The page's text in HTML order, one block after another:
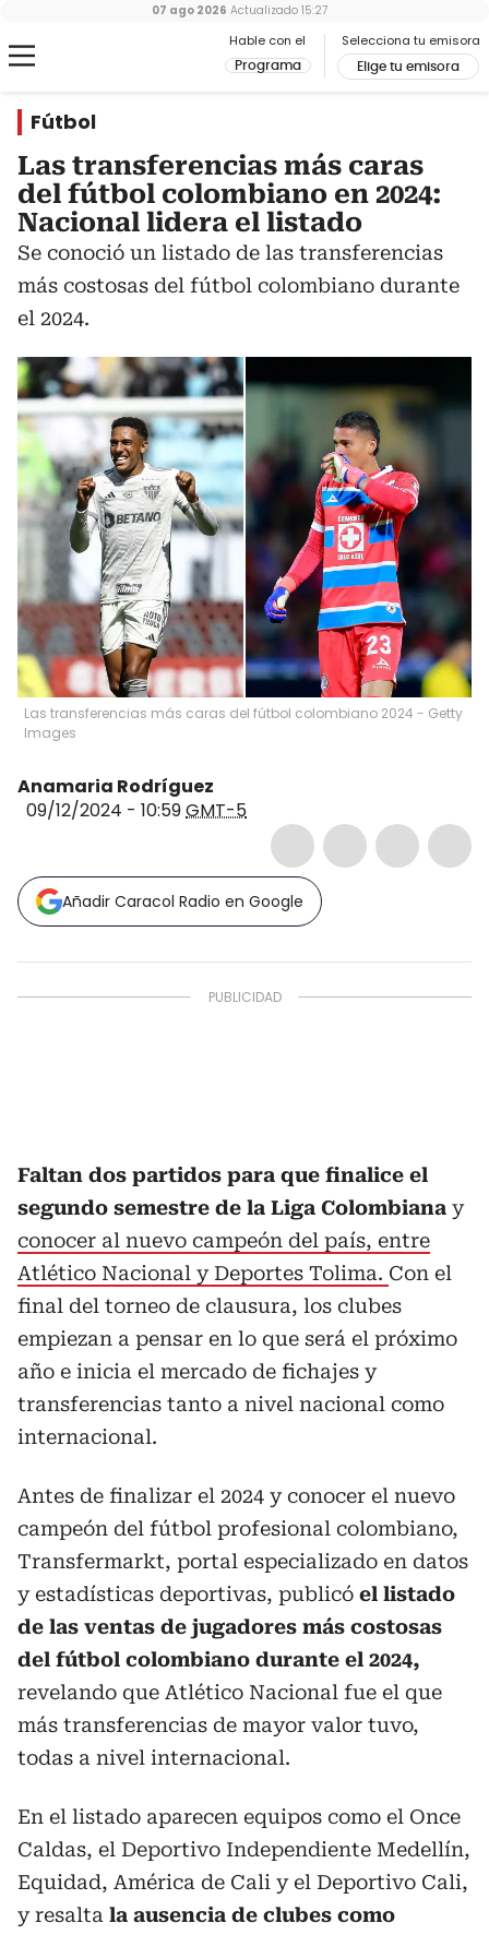
Hable con el
Programa
Selecciona tu emisora
Elige tu emisora
07 ago 2026 Actualizado 15:27
Fútbol
Las transferencias más caras
del fútbol colombiano en 2024:
Nacional lidera el listado
Se conoció un listado de las transferencias
más costosas del fútbol colombiano durante
el 2024.
Las transferencias más caras del fútbol colombiano 2024 - Getty
Images
Anamaria Rodríguez
09/12/2024 - 10:59GMT-5
Añadir Caracol Radio en Google
Faltan dos partidos para que finalice el
segundo semestre de la Liga Colombiana y
conocer al nuevo campeón del país, entre
Atlético Nacional y Deportes Tolima. Con el
final del torneo de clausura, los clubes
empiezan a pensar en lo que será el próximo
año e inicia el mercado de fichajes y
transferencias tanto a nivel nacional como
internacional.
Antes de finalizar el 2024 y conocer el nuevo
campeón del fútbol profesional colombiano,
Transfermarkt, portal especializado en datos
y estadísticas deportivas, publicó el listado
de las ventas de jugadores más costosas
del fútbol colombiano durante el 2024,
revelando que Atlético Nacional fue el que
más transferencias de mayor valor tuvo,
todas a nivel internacional.
En el listado aparecen equipos como el Once
Caldas, el Deportivo Independiente Medellín,
Equidad, América de Cali y el Deportivo Cali,
y resalta la ausencia de clubes como